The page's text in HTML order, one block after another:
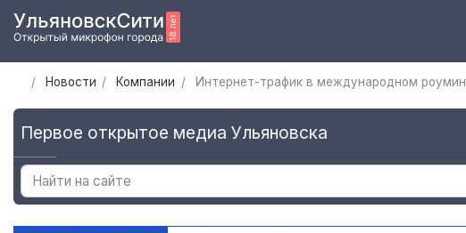
Новости Компании Интернет-трафик в международном
Первое открытое медиа Ульяновска